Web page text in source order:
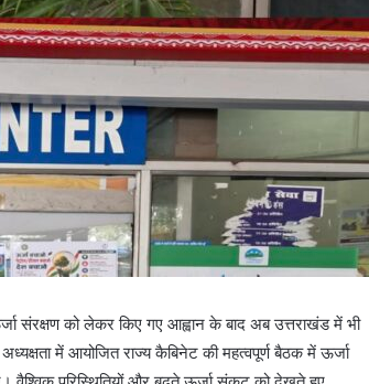
संरक्षण को लेकर किए गए आह्वान के बाद अब उत्तराखंड में भी
में आयोजित राज्य कैबिनेट की महत्वपूर्ण बैठक में ऊर्जा